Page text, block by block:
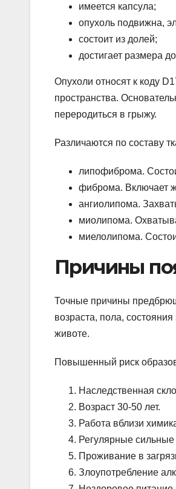
имеется капсула;
опухоль подвижна,
состоит из долей;
достигает размера
Опухоли относят к коду
пространства.
переродиться в грыжу.
Различаются по составу
липофиброма.
фиброма. Включает
ангиолипома.
миолипома.
миелолипома.
Причины
Точные причины
возраста, пола,
животе.
Повышенный риск
Наследственная
Возраст 30-50 лет.
Работа вблизи
Регулярные сильные
Проживание в
Злоупотребление